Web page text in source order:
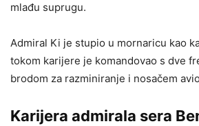
mlađu suprugu.
Admiral Ki je stupio u mornaricu kao
tokom karijere je komandovao s dve
brodom za razminiranje i nosačem
Karijera admirala sera